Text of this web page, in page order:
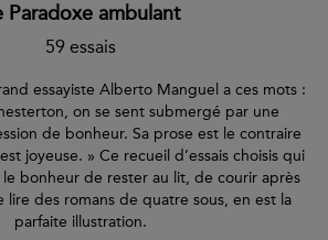
Paradoxe ambulant
59 essais
essayiste Alberto Manguel a ces mots :
on se sent submergé par une
de bonheur. Sa prose est le contraire
joyeuse. » Ce recueil d’essais choisis qui
bonheur de rester au lit, de courir après
lire des romans de quatre sous, en est la
parfaite illustration.